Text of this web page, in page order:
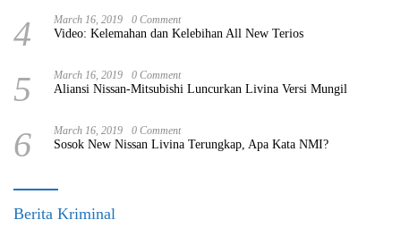
4 March 16, 2019 0 Comment
Video: Kelemahan dan Kelebihan All New Terios
5 March 16, 2019 0 Comment
Aliansi Nissan-Mitsubishi Luncurkan Livina Versi Mungil
6 March 16, 2019 0 Comment
Sosok New Nissan Livina Terungkap, Apa Kata NMI?
Berita Kriminal